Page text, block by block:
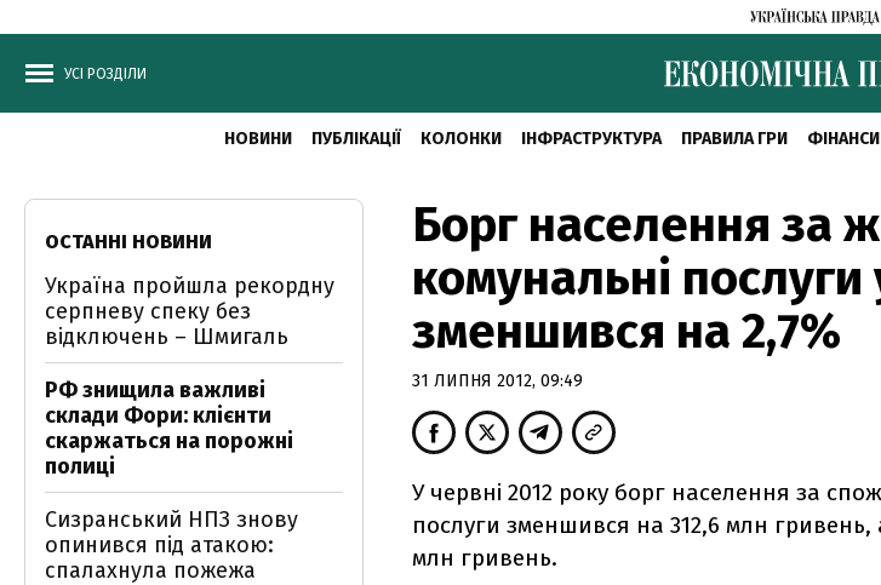
УСІ РОЗДІЛИ
НОВИНИ ПУБЛІКАЦІЇ КОЛОНКИ ІНФРАСТРУКТУРА ПРАВИЛА ГРИ ФІНАНСИ
Борг населення за
комунальні послуги
зменшився на 2,7%
31 ЛИПНЯ 2012, 09:49
У червні 2012 року борг населення за
послуги зменшився на 312,6 млн гривень,
млн гривень.
ОСТАННІ НОВИНИ
Україна пройшла рекордну
серпневу спеку без
відключень – Шмигаль
РФ знищила важливі
склади Фори: клієнти
скаржаться на порожні
полиці
Сизранський НПЗ знову
опинився під атакою:
спалахнула пожежа